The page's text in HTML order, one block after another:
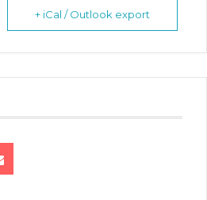
+ iCal / Outlook export